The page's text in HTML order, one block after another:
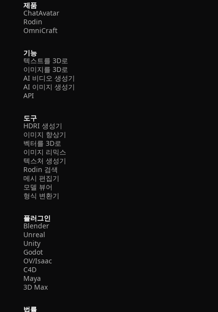
제품
ChatAvatar
Rodin
OmniCraft
기능
텍스트를 3D로
이미지를 3D로
AI 비디오 생성기
AI 이미지 생성기
API
도구
HDRI 생성기
이미지 향상기
벡터를 3D로
이미지 리믹스
텍스처 생성기
Rodin 검색
메시 편집기
모델 뷰어
형식 변환기
플러그인
Blender
Unreal
Unity
Godot
OV/Isaac
C4D
Maya
3D Max
법률